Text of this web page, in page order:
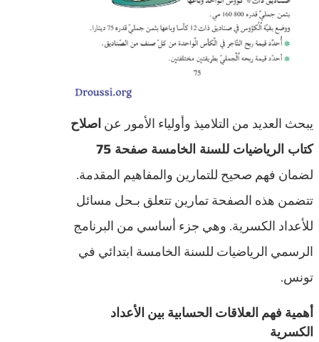
يبحث العديد من التلاميذ وأولياء الأمور عن اصلاح
كتاب الرياضيات للسنة الخامسة صفحة 75
لضمان فهم صحيح للتمارين والمفاهيم المقدمة.
تتضمن هذه الصفحة تمارين تتعلق بـحل مسائل
للأعداد الكسرية. وهي جزء أساسي من البرنامج
الرسمي الرياضيات للسنة الخامسة ابتدائي في
تونس.
أهمية فهم العلاقات الحسابية بين الأعداد
الكسرية